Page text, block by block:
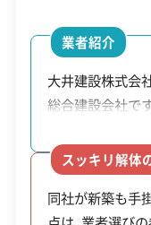
中央・旧東海道
金谷坂石畳や島
化財を守るため
に弱い古い建物
動・低騒音の工
安全対策・リスク管
工事賠償責任保険
ISO認証
電子マニ
顧客対応・サービ
自社ホームページ
業者紹介
大井建設株式会
総合建設会社で
フォーム、不動
事業を手掛けて
識や技術は解体
や解体後の土地
スッキリ解体
同社が新築も手